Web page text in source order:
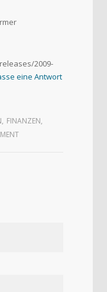
2009-
eine Antwort
, FINANZEN,